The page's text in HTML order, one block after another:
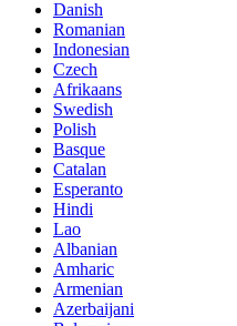
Danish
Romanian
Indonesian
Czech
Afrikaans
Swedish
Polish
Basque
Catalan
Esperanto
Hindi
Lao
Albanian
Amharic
Armenian
Azerbaijani